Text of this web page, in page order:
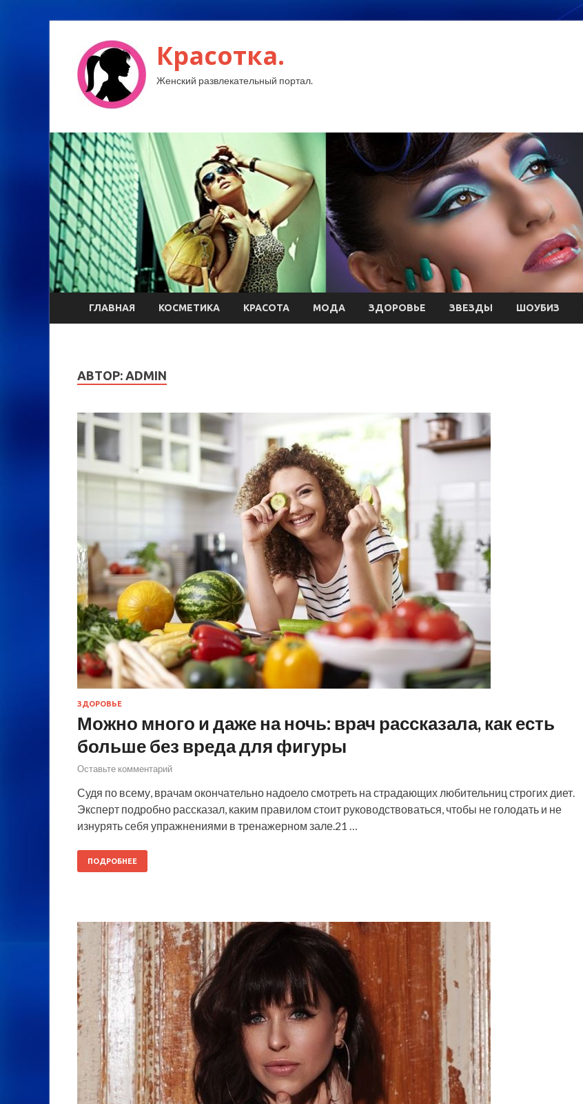
Красотка.
Женский развлекательный портал.
ГЛАВНАЯ КОСМЕТИКА КРАСОТА МОДА ЗДОРОВЬЕ ЗВЕЗДЫ ШОУБИЗ
АВТОР: ADMIN
ЗДОРОВЬЕ
Можно много и даже на ночь: врач рассказала, как есть
больше без вреда для фигуры
Оставьте комментарий
Судя по всему, врачам окончательно надоело смотреть на страдающих любительниц строгих диет.
Эксперт подробно рассказал, каким правилом стоит руководствоваться, чтобы не голодать и не
изнурять себя упражнениями в тренажерном зале.21 …
ПОДРОБНЕЕ